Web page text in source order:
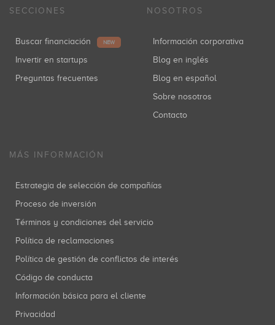
SECCIONES
Buscar financiación NEW
Invertir en startups
Preguntas frecuentes
NOSOTROS
Información corporativa
Blog en inglés
Blog en español
Sobre nosotros
Contacto
MÁS INFORMACIÓN
Estrategia de selección de compañías
Proceso de inversión
Términos y condiciones del servicio
Política de reclamaciones
Política de gestión de conflictos de interés
Código de conducta
Información básica para el cliente
Privacidad